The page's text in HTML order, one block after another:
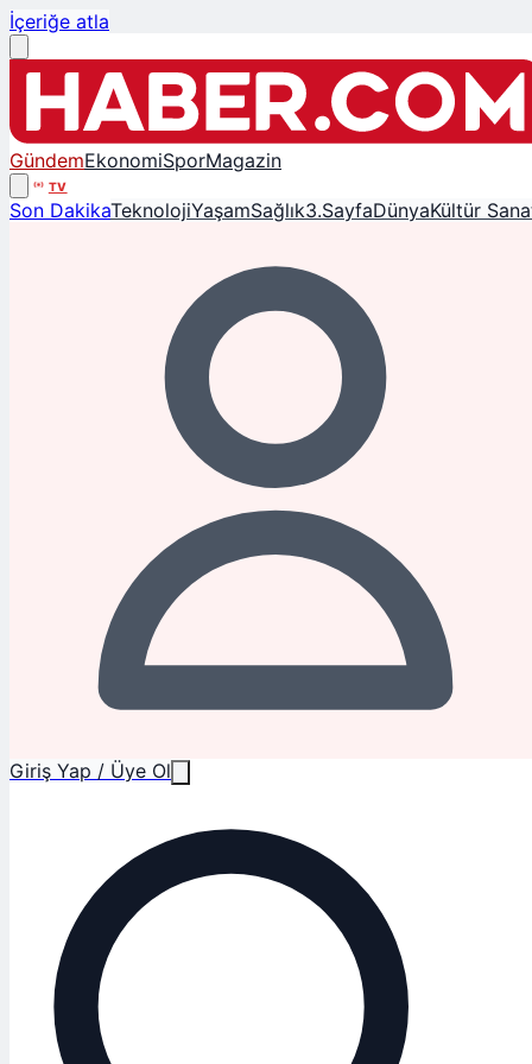
İçeriğe atla
GündemEkonomiSporMagazin
TV
Son DakikaTeknolojiYaşamSağlık3.SayfaDünyaKültür
Giriş Yap / Üye Ol